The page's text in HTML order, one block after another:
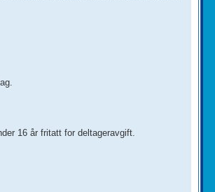
16 år fritatt for deltageravgift.